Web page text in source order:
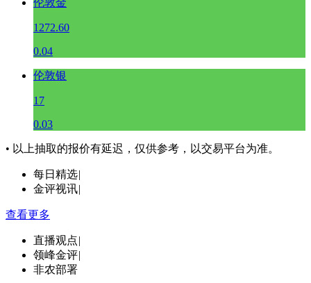
伦敦金
1272.60
0.04
伦敦银
17
0.03
• 以上抽取的报价有延迟，仅供参考，以交易平台为准。
每日精选|
金评视讯|
查看更多
直播观点|
领峰金评|
非农部署